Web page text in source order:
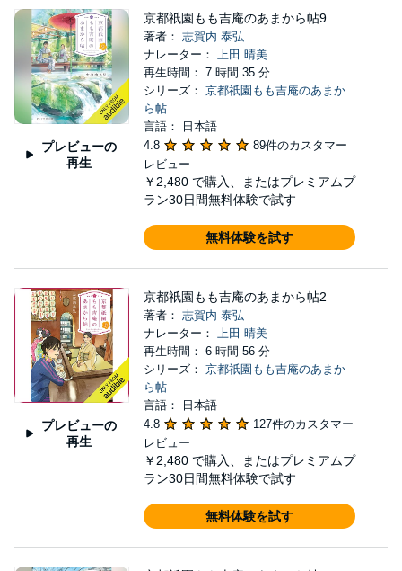
プレビューの
再生
京都祇園もも吉庵のあまから帖9
著者： 志賀内 泰弘
ナレーター： 上田 晴美
再生時間： 7 時間 35 分
シリーズ： 京都祇園もも吉庵のあまか
ら帖
言語： 日本語
4.8
89件のカスタマー
レビュー
￥2,480 で購入、またはプレミアムプ
ラン30日間無料体験で試す
無料体験を試す
プレビューの
再生
京都祇園もも吉庵のあまから帖2
著者： 志賀内 泰弘
ナレーター： 上田 晴美
再生時間： 6 時間 56 分
シリーズ： 京都祇園もも吉庵のあまか
ら帖
言語： 日本語
4.8
127件のカスタマー
レビュー
￥2,480 で購入、またはプレミアムプ
ラン30日間無料体験で試す
無料体験を試す